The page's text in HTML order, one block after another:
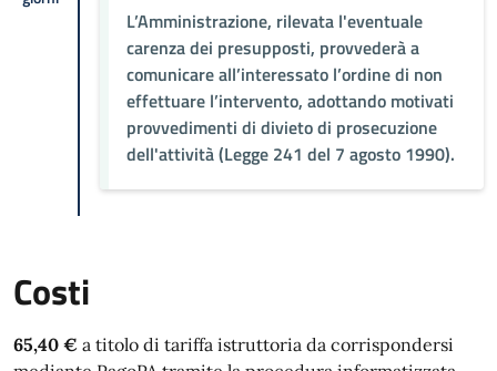
L’Amministrazione, rilevata l'eventuale
carenza dei presupposti, provvederà a
comunicare all’interessato l’ordine di non
effettuare l’intervento, adottando motivati
provvedimenti di divieto di prosecuzione
dell'attività (Legge 241 del 7 agosto 1990).
Costi
65,40 € a titolo di tariffa istruttoria da corrispondersi